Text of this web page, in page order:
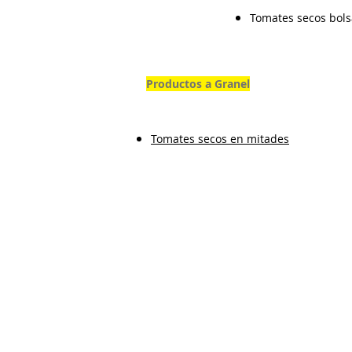
Productos a Granel
Tomates secos
Tomates secos en mitades